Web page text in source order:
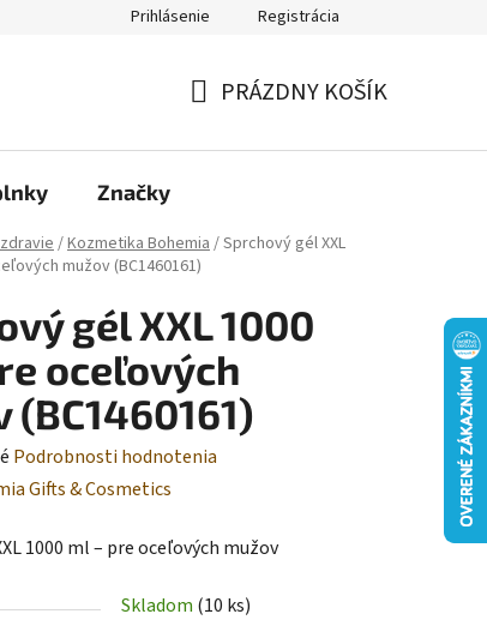
Prihlásenie Registrácia
PRÁZDNY KOŠÍK
Značky
/Kozmetika Bohemia/Sprchový gél XXL
mužov (BC1460161)
gél XXL 1000
oceľových
(BC1460161)
Podrobnosti hodnotenia
Gifts & Cosmetics
1000 ml – pre oceľových mužov
Skladom (10 ks)